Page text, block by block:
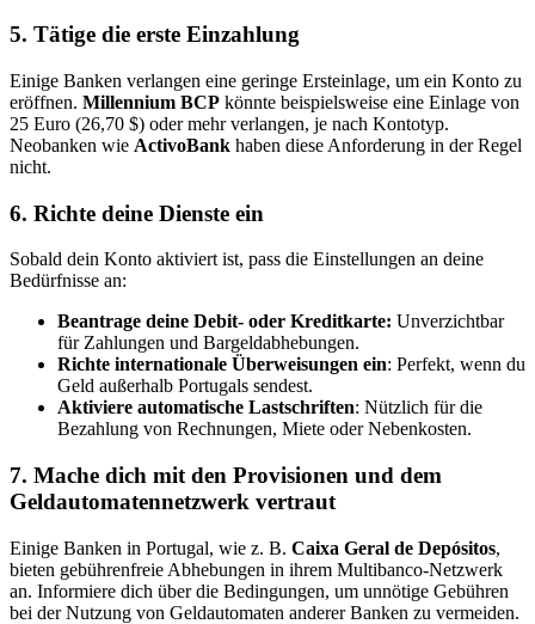
5. Tätige die erste Einzahlung
Einige Banken verlangen eine geringe Ersteinlage, um ein Konto zu
eröffnen. Millennium BCP könnte beispielsweise eine Einlage von
25 Euro (26,70 $) oder mehr verlangen, je nach Kontotyp.
Neobanken wie ActivoBank haben diese Anforderung in der Regel
nicht.
6. Richte deine Dienste ein
Sobald dein Konto aktiviert ist, pass die Einstellungen an deine
Bedürfnisse an:
Beantrage deine Debit- oder Kreditkarte: Unverzichtbar
für Zahlungen und Bargeldabhebungen.
Richte internationale Überweisungen ein: Perfekt, wenn du
Geld außerhalb Portugals sendest.
Aktiviere automatische Lastschriften: Nützlich für die
Bezahlung von Rechnungen, Miete oder Nebenkosten.
7. Mache dich mit den Provisionen und dem
Geldautomatennetzwerk vertraut
Einige Banken in Portugal, wie z. B. Caixa Geral de Depósitos,
bieten gebührenfreie Abhebungen in ihrem Multibanco-Netzwerk
an. Informiere dich über die Bedingungen, um unnötige Gebühren
bei der Nutzung von Geldautomaten anderer Banken zu vermeiden.